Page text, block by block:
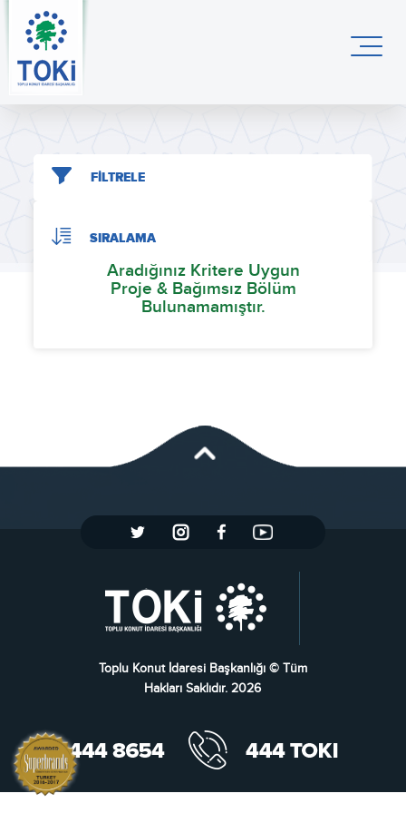
FİLTRELE
SIRALAMA
Aradığınız Kritere Uygun
Proje & Bağımsız Bölüm
Bulunamamıştır.
Toplu Konut İdaresi Başkanlığı © Tüm
Hakları Saklıdır. 2026